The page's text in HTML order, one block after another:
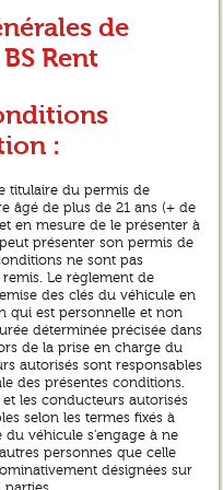
de
Rent
:
titulaire du permis de
âgé de plus de 21 ans (+ de
en mesure de le présenter à
présenter son permis de
ne sont pas
Le règlement de
des clés du véhicule en
qui est personnelle et non
déterminée précisée dans
de la prise en charge du
autorisés sont responsables
des présentes conditions.
les conducteurs autorisés
selon les termes fixés à
du véhicule s’engage à ne
personnes que celle
désignées sur